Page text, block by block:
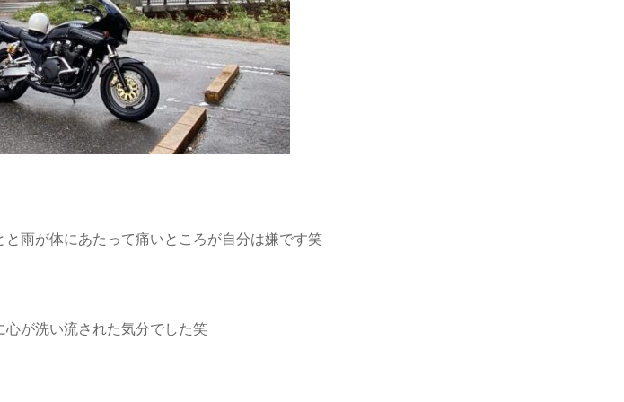
雨が体にあたって痛いところが自分は嫌です笑
心が洗い流された気分でした笑